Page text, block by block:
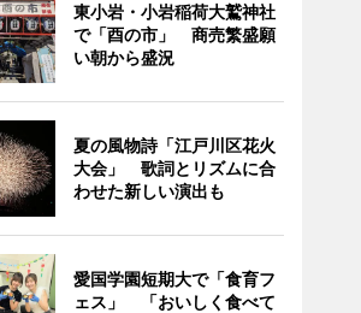
東小岩・小岩稲荷大鷲神社
で「酉の市」 商売繁盛願
い朝から盛況
夏の風物詩「江戸川区花火
大会」 歌詞とリズムに合
わせた新しい演出も
愛国学園短期大で「食育フ
ェス」 「おいしく食べて